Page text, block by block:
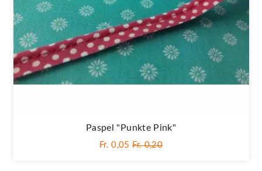
Paspel "Punkte Pink"
Fr. 0,05 Fr. 0,20